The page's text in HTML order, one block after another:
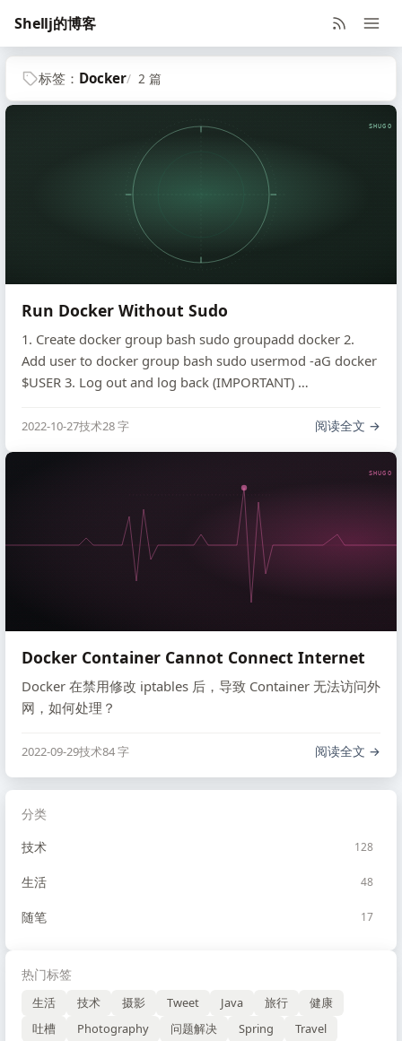
Shellj的博客
分类
技术
128
生活 48
随笔 17
热门标签
生活 技术 摄影 Tweet Java 旅行
健康
吐槽
Photography 问题解决 Spring
Travel
标签： Docker 2 篇
SHUGO
Run Docker Without Sudo
1. Create docker group bash sudo groupadd docker 2.
Add user to docker group bash sudo usermod -aG docker
$USER 3. Log out and log back (IMPORTANT) …
2022-10-27技术28 字 阅读全文
SHUGO
Docker Container Cannot Connect Internet
Docker 在禁用修改 iptables 后，导致 Container 无法访问外
网，如何处理？
2022-09-29技术84 字 阅读全文